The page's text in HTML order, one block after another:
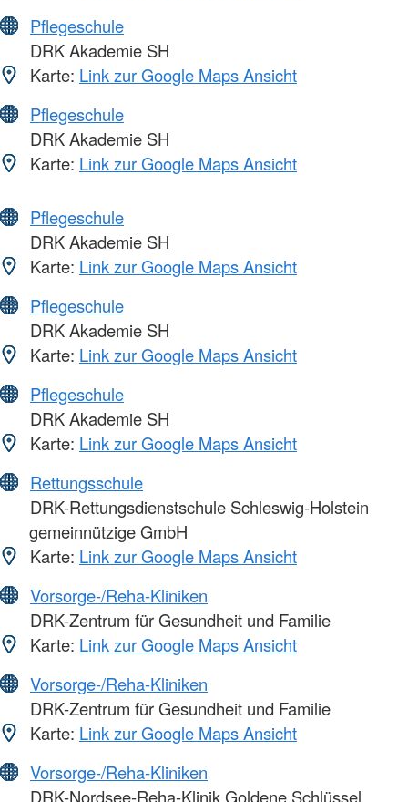
Pflegeschule
DRK Akademie SH
Karte: Link zur Google Maps Ansicht
Pflegeschule
DRK Akademie SH
Karte: Link zur Google Maps Ansicht
Pflegeschule
DRK Akademie SH
Karte: Link zur Google Maps Ansicht
Pflegeschule
DRK Akademie SH
Karte: Link zur Google Maps Ansicht
Pflegeschule
DRK Akademie SH
Karte: Link zur Google Maps Ansicht
Rettungsschule
DRK-Rettungsdienstschule Schleswig-Holstein
gemeinnützige GmbH
Karte: Link zur Google Maps Ansicht
Vorsorge-/Reha-Kliniken
DRK-Zentrum für Gesundheit und Familie
Karte: Link zur Google Maps Ansicht
Vorsorge-/Reha-Kliniken
DRK-Zentrum für Gesundheit und Familie
Karte: Link zur Google Maps Ansicht
Vorsorge-/Reha-Kliniken
DRK-Nordsee-Reha-Klinik Goldene Schlüssel